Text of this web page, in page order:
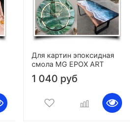
Для картин эпоксидная
смола MG EPOX ART
1 040 руб